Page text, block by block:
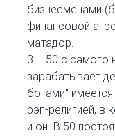
бизнесменами
финансовой
матадор.
3 – 50 с самого
зарабатывает
богами"
рэп-религией, в
и он. В 50